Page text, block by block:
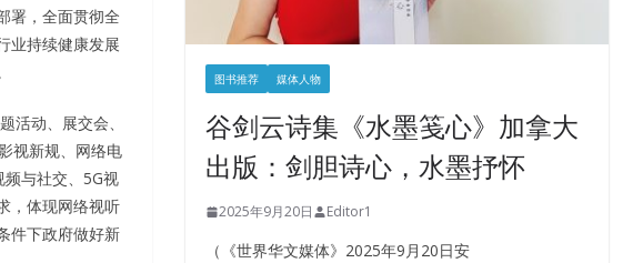
署，全面贯彻全
业持续健康发展
活动、展交会、
视新规、网络电
与社交、5G视
，体现网络视听
件下政府做好新
图书推荐 媒体人物
谷剑云诗集《水墨笺心》加拿大
出版：剑胆诗心，水墨抒怀
2025年9月20日 Editor1
（《世界华文媒体》2025年9月20日安